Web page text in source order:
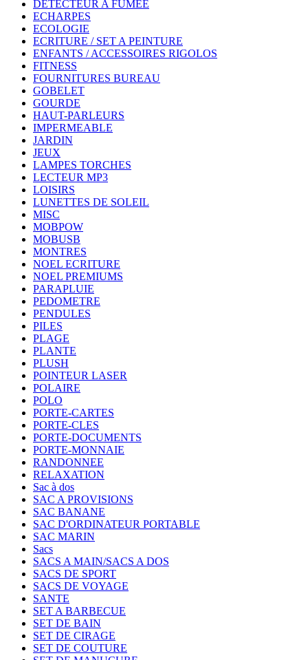
DETECTEUR A FUMEE
ECHARPES
ECOLOGIE
ECRITURE / SET A PEINTURE
ENFANTS / ACCESSOIRES RIGOLOS
FITNESS
FOURNITURES BUREAU
GOBELET
GOURDE
HAUT-PARLEURS
IMPERMEABLE
JARDIN
JEUX
LAMPES TORCHES
LECTEUR MP3
LOISIRS
LUNETTES DE SOLEIL
MISC
MOBPOW
MOBUSB
MONTRES
NOEL ECRITURE
NOEL PREMIUMS
PARAPLUIE
PEDOMETRE
PENDULES
PILES
PLAGE
PLANTE
PLUSH
POINTEUR LASER
POLAIRE
POLO
PORTE-CARTES
PORTE-CLES
PORTE-DOCUMENTS
PORTE-MONNAIE
RANDONNEE
RELAXATION
Sac à dos
SAC A PROVISIONS
SAC BANANE
SAC D'ORDINATEUR PORTABLE
SAC MARIN
Sacs
SACS A MAIN/SACS A DOS
SACS DE SPORT
SACS DE VOYAGE
SANTE
SET A BARBECUE
SET DE BAIN
SET DE CIRAGE
SET DE COUTURE